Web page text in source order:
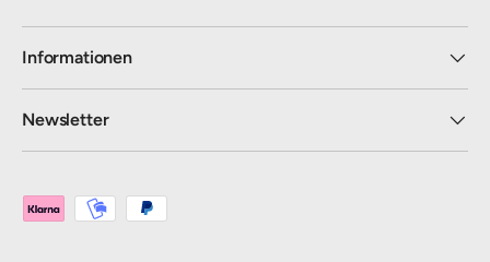
Informationen
Newsletter
Zahlungsmethoden